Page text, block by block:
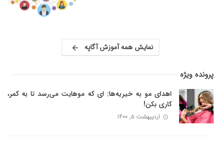
نمایش همه آموزش آگاپه
پرونده ویژه
اهدای مو به خیریه‌ها: ای که موهایت می‌رسد تا به کمر،
کاری بکن!
اردیبهشت ۵, ۱۴۰۰